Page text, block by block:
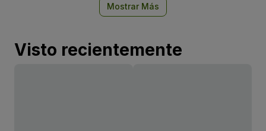
Mostrar Más
Visto recientemente